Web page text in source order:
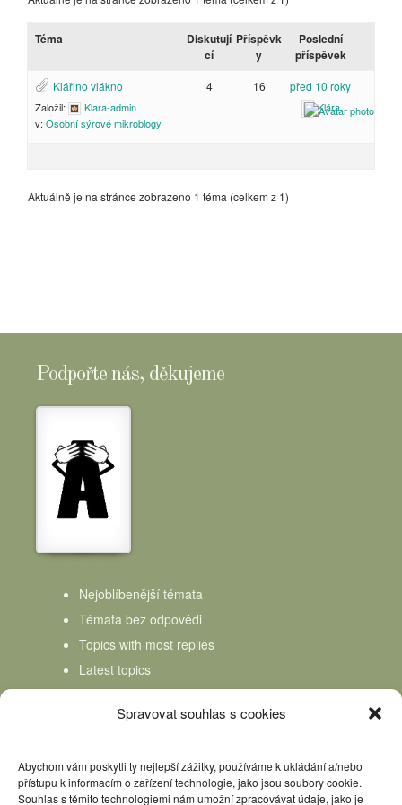
Spravovat souhlas s cookies
Abychom vám poskytli ty nejlepší zážitky, používáme k ukládání a/nebo
přístupu k informacím o zařízení technologie, jako jsou soubory cookie.
Souhlas s těmito technologiemi nám umožní zpracovávat údaje, jako je
Téma
Diskutují
cí
Příspěvk
y
Poslední
příspěvek
Klářino vlákno
Založil:
Klara-admin
v: Osobní sýrové mikroblogy
4 16 před 10 roky
Klára
Aktuálně je na stránce zobrazeno 1 téma (celkem z 1)
Podpořte nás, děkujeme
Nejoblíbenější témata
Témata bez odpovědi
Topics with most replies
Latest topics
Topics Freshness